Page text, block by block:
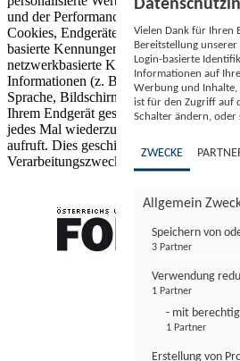
und der Performance von Inhalten sowie
Cookies, Endgeräte- oder ähnliche
basierte Kennungen, zufällig generierte
netzwerkbasierte Kennungen) können
Informationen (z. B. Browsertyp und
Sprache, Bildschirmgröße, unterstützte
Ihrem Endgerät gespeichert oder von
jedes Mal wiederzuerkennen, wenn es
aufruft. Dies geschieht für einen oder
Verarbeitungszwecke.
Vielen Dank für Ihren
Bereitstellung
Login-basierte
Informationen auf
Werbung und Inhalte,
ist für den Zugriff auf
Schalter ändern, oder
ZWECKE
Allgemein
Speichern von
3 Partner
Verwendung
1 Partner
- mit
1 Partner
Erstellung von
FONDS professionell